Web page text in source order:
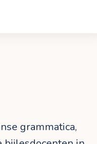
grammatica,